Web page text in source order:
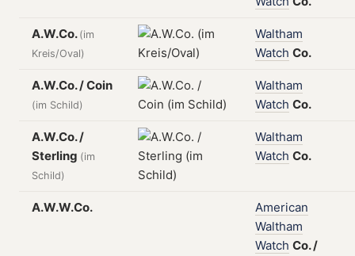
A.W.Co. (im
Kreis/Oval)
Waltham
Watch Co.
A.W.Co. / Coin
(im Schild)
Waltham
Watch Co.
A.W.Co. /
Sterling (im
Schild)
Waltham
Watch Co.
A.W.W.Co.
American
Waltham
Watch Co./